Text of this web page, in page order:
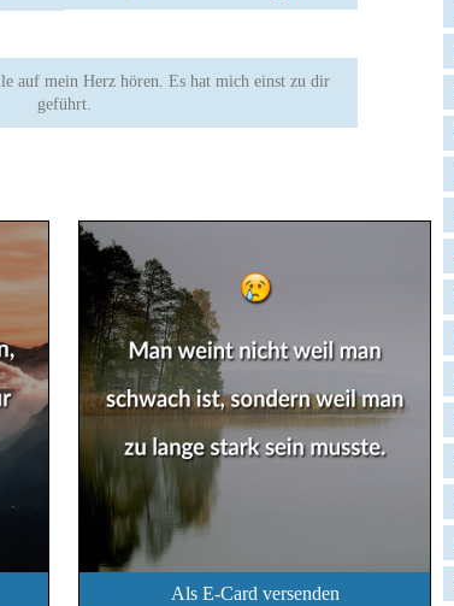
auf mein Herz hören. Es hat mich einst zu dir
geführt.
Als E-Card versenden